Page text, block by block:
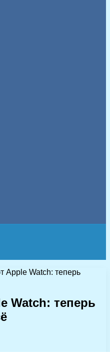
Apple Watch: теперь
Watch: теперь